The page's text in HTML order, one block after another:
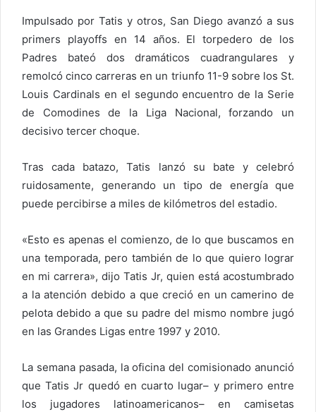
Impulsado por Tatis y otros, San Diego avanzó a sus
primers playoffs en 14 años. El torpedero de los
Padres bateó dos dramáticos cuadrangulares y
remolcó cinco carreras en un triunfo 11-9 sobre los St.
Louis Cardinals en el segundo encuentro de la Serie
de Comodines de la Liga Nacional, forzando un
decisivo tercer choque.
Tras cada batazo, Tatis lanzó su bate y celebró
ruidosamente, generando un tipo de energía que
puede percibirse a miles de kilómetros del estadio.
«Esto es apenas el comienzo, de lo que buscamos en
una temporada, pero también de lo que quiero lograr
en mi carrera», dijo Tatis Jr, quien está acostumbrado
a la atención debido a que creció en un camerino de
pelota debido a que su padre del mismo nombre jugó
en las Grandes Ligas entre 1997 y 2010.
La semana pasada, la oficina del comisionado anunció
que Tatis Jr quedó en cuarto lugar– y primero entre
los jugadores latinoamericanos– en camisetas